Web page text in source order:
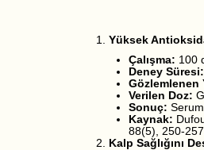
Yüksek
Çalışma: 100
Deney Süresi:
Gözlemlenen
Verilen Doz:
Sonuç:
Kaynak:
88(5), 250-257.
Kalp Sağlığını